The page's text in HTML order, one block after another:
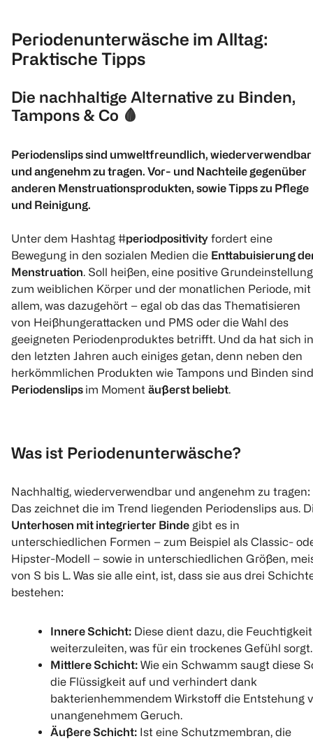
Periodenunterwäsche im Alltag:
Praktische Tipps
Die nachhaltige Alternative zu Binden,
Tampons & Co 🩸
Periodenslips sind umweltfreundlich, wiederverwendbar
und angenehm zu tragen. Vor- und Nachteile gegenüber
anderen Menstruationsprodukten, sowie Tipps zu Pflege
und Reinigung.
Unter dem Hashtag #periodpositivity fordert eine
Bewegung in den sozialen Medien die Enttabuisierung
Menstruation . Soll heißen, eine positive Grundeinstellung
zum weiblichen Körper und der monatlichen Periode, mit
allem, was dazugehört – egal ob das das Thematisieren
von Heißhungerattacken und PMS oder die Wahl des
geeigneten Periodenproduktes betrifft. Und da hat sich in
den letzten Jahren auch einiges getan, denn neben den
herkömmlichen Produkten wie Tampons und Binden sind
Periodenslips im Moment äußerst beliebt
Was ist Periodenunterwäsche?
Nachhaltig, wiederverwendbar und angenehm zu tragen:
Das zeichnet die im Trend liegenden Periodenslips aus.
Unterhosen mit integrierter Binde gibt es in
unterschiedlichen Formen – zum Beispiel als Classic-
Hipster-Modell – sowie in unterschiedlichen Größen,
von S bis L. Was sie alle eint, ist, dass sie aus drei
bestehen:
Innere Schicht: Diese dient dazu, die Feuchtigkeit
weiterzuleiten, was für ein trockenes Gefühl sorgt.
Mittlere Schicht: Wie ein Schwamm saugt diese
die Flüssigkeit auf und verhindert dank
bakterienhemmendem Wirkstoff die Entstehung
unangenehmem Geruch.
Äußere Schicht: Ist eine Schutzmembran, die